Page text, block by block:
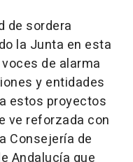
de sordera
la Junta en esta
de alarma
y entidades
estos proyectos
ve reforzada con
Consejería de
Andalucía que